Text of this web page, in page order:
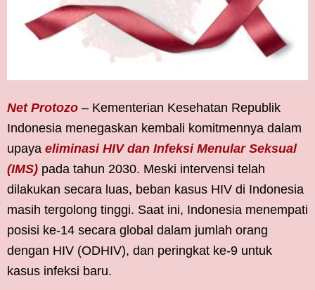
Net Protozo – Kementerian Kesehatan Republik
Indonesia menegaskan kembali komitmennya dalam
upaya eliminasi HIV dan Infeksi Menular Seksual
(IMS) pada tahun 2030. Meski intervensi telah
dilakukan secara luas, beban kasus HIV di Indonesia
masih tergolong tinggi. Saat ini, Indonesia menempati
posisi ke-14 secara global dalam jumlah orang
dengan HIV (ODHIV), dan peringkat ke-9 untuk
kasus infeksi baru.